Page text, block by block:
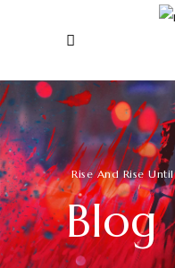
Rise And Rise Until
Blog